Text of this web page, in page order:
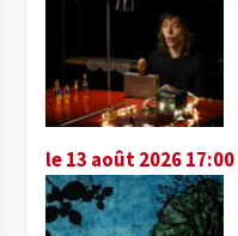
le 13 août 2026 17:00